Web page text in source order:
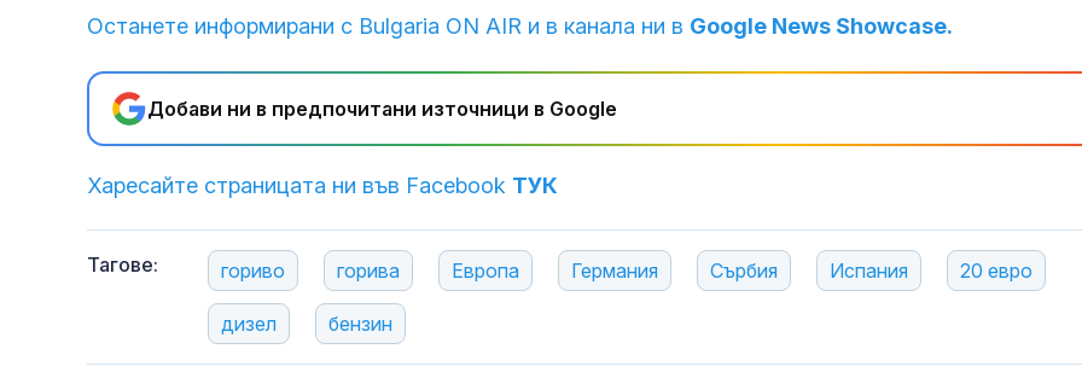
Останете информирани с Bulgaria ON AIR и в канала ни в Google News Showcase.
Добави ни в предпочитани източници в Google
Харесайте страницата ни във Facebook ТУК
Тагове: гориво горива Европа Германия Сърбия Испания 20 евро
дизел бензин